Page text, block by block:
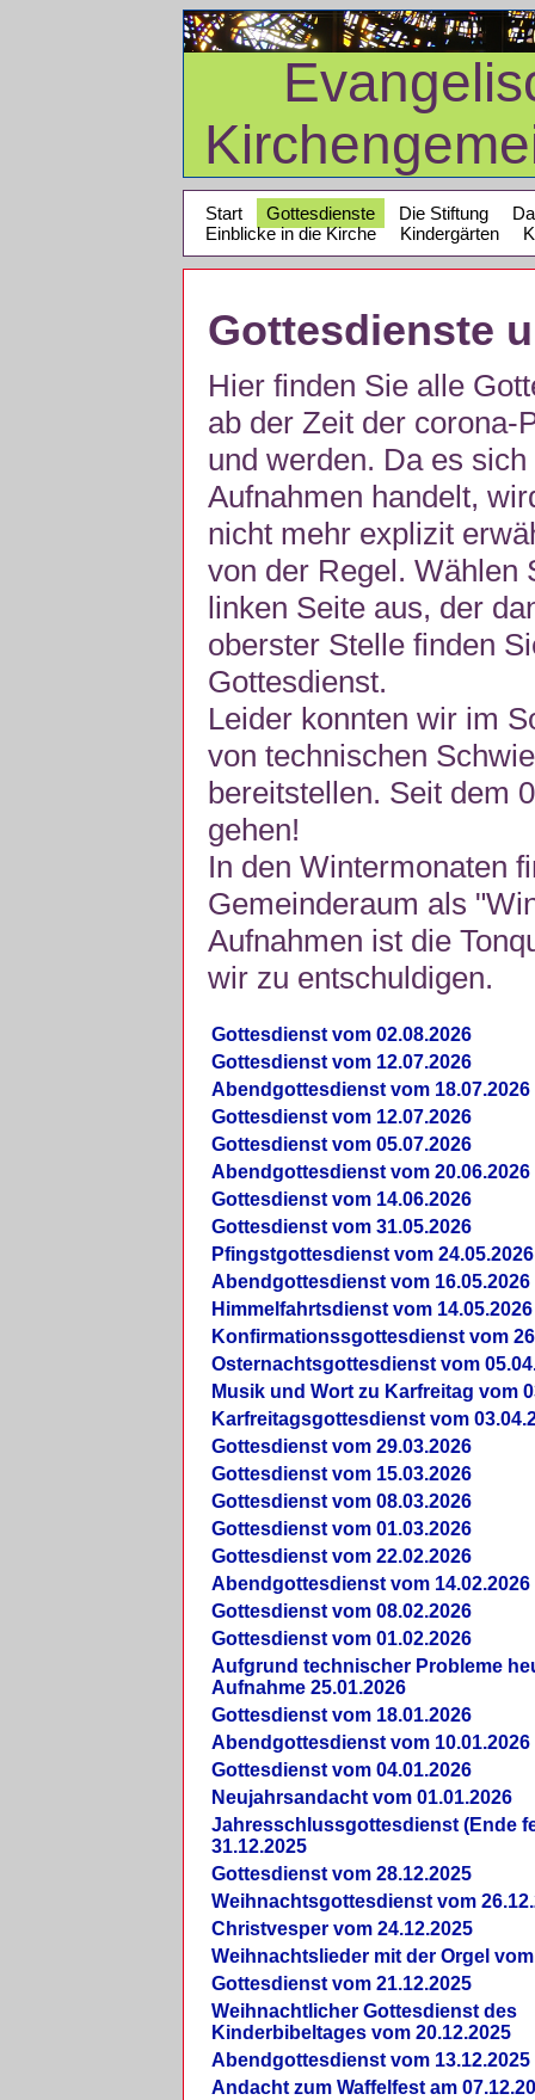
Start Gottesdienste Die Stiftung
Einblicke in die Kirche
Kindergärten
Gottesdienste
Hier finden Sie alle
ab der Zeit der corona-
und werden. Da es
Aufnahmen handelt,
nicht mehr explizit
von der Regel. Wählen
linken Seite aus, der
oberster Stelle finden
Gottesdienst.
Leider konnten wir im
von technischen
bereitstellen. Seit dem
gehen!
In den Wintermonaten
Gemeinderaum als
Aufnahmen ist die
wir zu entschuldigen.
Gottesdienst vom 02.08.2026
Gottesdienst vom 12.07.2026
Abendgottesdienst vom 18.07.2026
Gottesdienst vom 12.07.2026
Gottesdienst vom 05.07.2026
Abendgottesdienst vom 20.06.2026
Gottesdienst vom 14.06.2026
Gottesdienst vom 31.05.2026
Pfingstgottesdienst vom 24.05.2026
Abendgottesdienst vom 16.05.2026
Himmelfahrtsdienst vom 14.05.2026
Konfirmationssgottesdienst vom
Osternachtsgottesdienst vom
Musik und Wort zu Karfreitag vom
Karfreitagsgottesdienst vom
Gottesdienst vom 29.03.2026
Gottesdienst vom 15.03.2026
Gottesdienst vom 08.03.2026
Gottesdienst vom 01.03.2026
Gottesdienst vom 22.02.2026
Abendgottesdienst vom 14.02.2026
Gottesdienst vom 08.02.2026
Gottesdienst vom 01.02.2026
Aufgrund technischer Probleme
Aufnahme 25.01.2026
Gottesdienst vom 18.01.2026
Abendgottesdienst vom 10.01.2026
Gottesdienst vom 04.01.2026
Neujahrsandacht vom 01.01.2026
Jahresschlussgottesdienst (Ende
31.12.2025
Gottesdienst vom 28.12.2025
Weihnachtsgottesdienst vom
Christvesper vom 24.12.2025
Weihnachtslieder mit der Orgel vom
Gottesdienst vom 21.12.2025
Weihnachtlicher Gottesdienst des
Kinderbibeltages vom 20.12.2025
Abendgottesdienst vom 13.12.2025
Andacht zum Waffelfest am